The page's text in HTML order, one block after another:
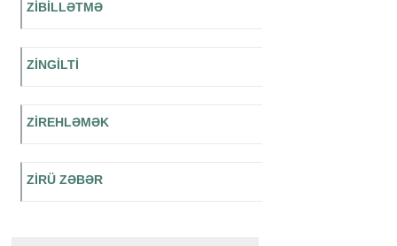
ZİBİLLƏTMƏ
ZİNGİLTİ
ZİREHLƏMƏK
ZİRÜ ZƏBƏR